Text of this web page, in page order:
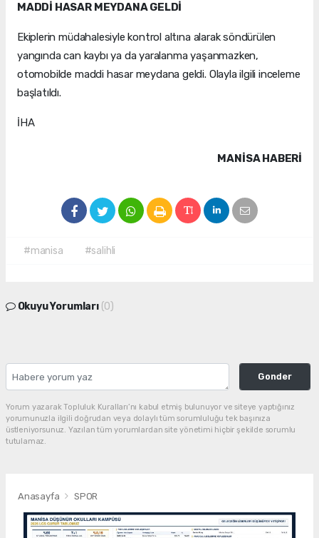
MADDİ HASAR MEYDANA GELDİ
Ekiplerin müdahalesiyle kontrol altına alarak söndürülen
yangında can kaybı ya da yaralanma yaşanmazken,
otomobilde maddi hasar meydana geldi. Olayla ilgili inceleme
başlatıldı.
İHA
MANISA HABERİ
#manisa #salihli
Okuyu Yorumları (0)
Gonder
Yorum yazarak Topluluk Kuralları’nı kabul etmiş bulunuyor ve siteye yaptığınız
yorumunuzla ilgili doğrudan veya dolaylı tüm sorumluluğu tek başınıza
üstleniyorsunuz. Yazılan tüm yorumlardan site yönetimi hiçbir şekilde sorumlu
tutulamaz.
Anasayfa SPOR